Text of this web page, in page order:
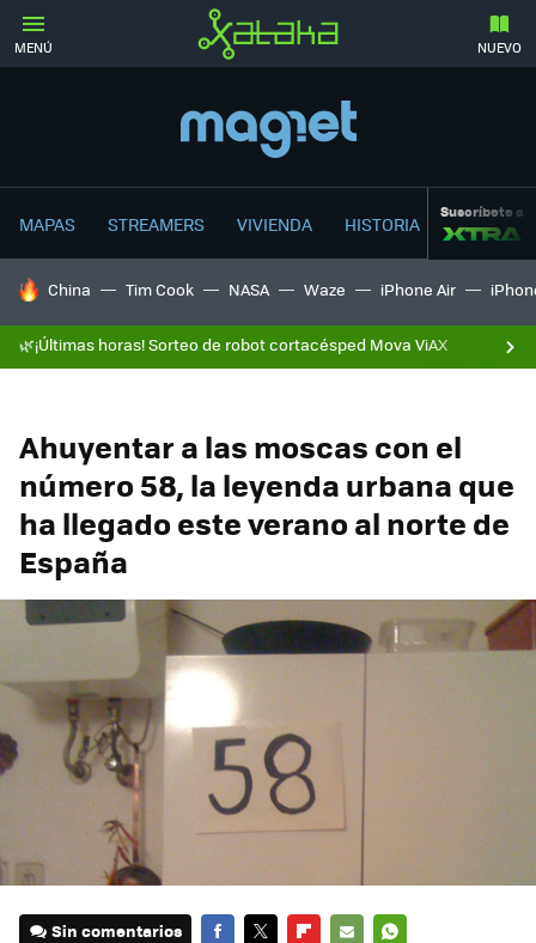
MENÚ NUEVO
MAPAS STREAMERS VIVIENDA HISTORIA Suscríbete a
HOY SE HABLA DE
China Tim Cook NASA Waze iPhone Air
🌿¡Últimas horas! Sorteo de robot cortacésped Mova ViAX
Ahuyentar a las moscas con el
número 58, la leyenda urbana que
ha llegado este verano al norte de
España
Sin comentarios